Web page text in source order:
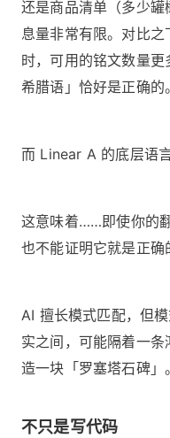
还是商品清单（多少
息量非常有限。对比
时，可用的铭文数量
希腊语」恰好是正确的。
而 Linear A 的底层语
这意味着……即使你的
也不能证明它就是正确
AI 擅长模式匹配，但
实之间，可能隔着一
造一块「罗塞塔石碑」。
不只是写代码